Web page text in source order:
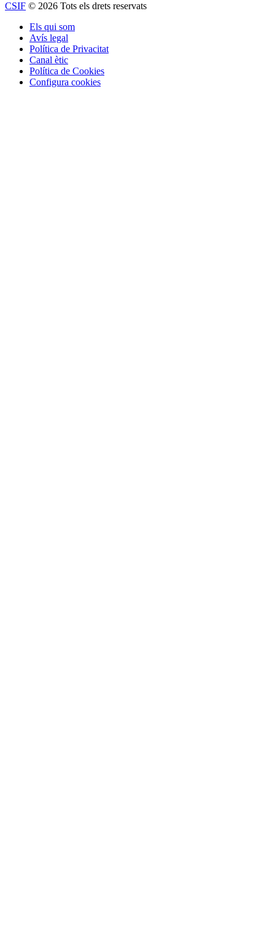
CSIF © 2026 Tots els drets reservats
Els qui som
Avís legal
Política de Privacitat
Canal ètic
Política de Cookies
Configura cookies